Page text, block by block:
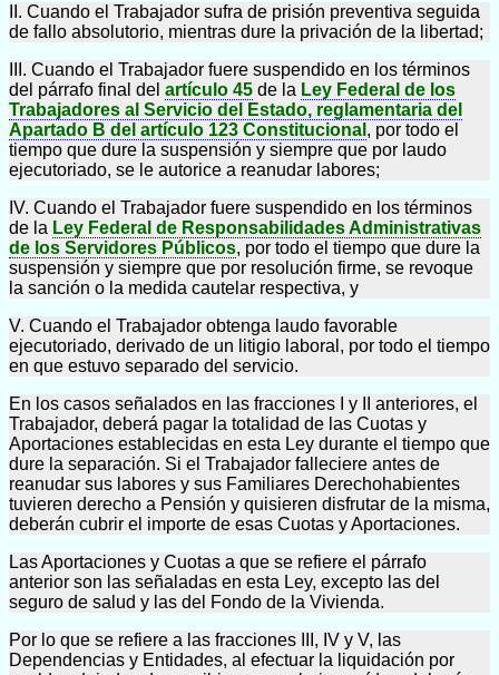
II. Cuando el Trabajador sufra de prisión preventiva seguida
de fallo absolutorio, mientras dure la privación de la libertad;
III. Cuando el Trabajador fuere suspendido en los términos
del párrafo final del artículo 45 de la Ley Federal de los
Trabajadores al Servicio del Estado, reglamentaria del
Apartado B del artículo 123 Constitucional , por todo el
tiempo que dure la suspensión y siempre que por laudo
ejecutoriado, se le autorice a reanudar labores;
IV. Cuando el Trabajador fuere suspendido en los términos
de la Ley Federal de Responsabilidades Administrativas
de los Servidores Públicos, por todo el tiempo que dure la
suspensión y siempre que por resolución firme, se revoque
la sanción o la medida cautelar respectiva, y
V. Cuando el Trabajador obtenga laudo favorable
ejecutoriado, derivado de un litigio laboral, por todo el tiempo
en que estuvo separado del servicio.
En los casos señalados en las fracciones I y II anteriores, el
Trabajador, deberá pagar la totalidad de las Cuotas y
Aportaciones establecidas en esta Ley durante el tiempo que
dure la separación. Si el Trabajador falleciere antes de
reanudar sus labores y sus Familiares Derechohabientes
tuvieren derecho a Pensión y quisieren disfrutar de la misma,
deberán cubrir el importe de esas Cuotas y Aportaciones.
Las Aportaciones y Cuotas a que se refiere el párrafo
anterior son las señaladas en esta Ley, excepto las del
seguro de salud y las del Fondo de la Vivienda.
Por lo que se refiere a las fracciones III, IV y V, las
Dependencias y Entidades, al efectuar la liquidación por